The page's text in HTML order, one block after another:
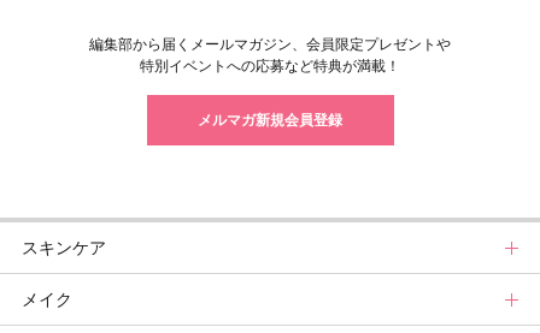
編集部から届くメールマガジン、会員限定プレゼントや
特別イベントへの応募など特典が満載！
メルマガ新規会員登録
スキンケア
スキンケアトップ
メイク